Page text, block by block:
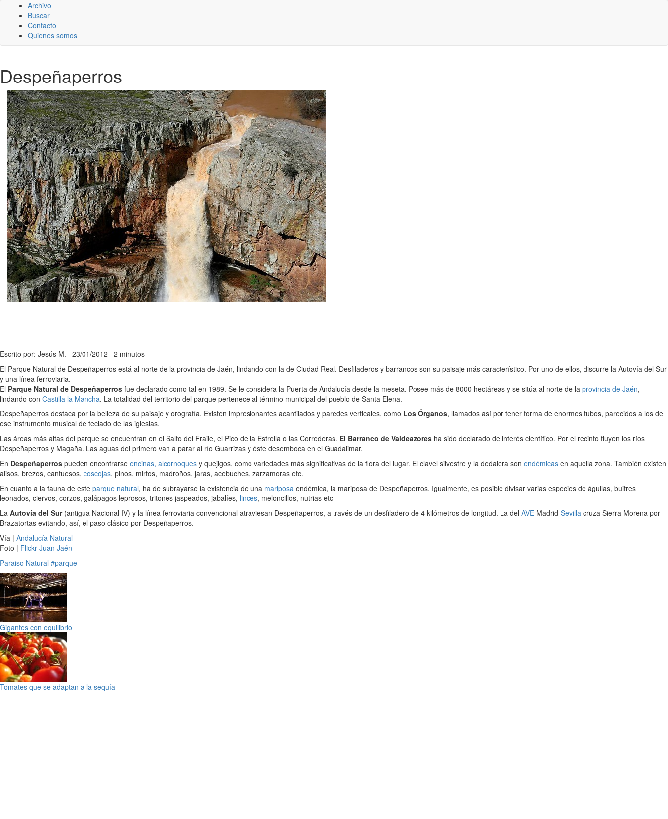
Archivo
Buscar
Contacto
Quienes somos
Despeñaperros
Escrito por: Jesús M. 23/01/2012 2 minutos
El Parque Natural de Despeñaperros está al norte de la provincia de Jaén, lindando con la de Ciudad Real. Desfiladeros y barrancos son su paisaje más característico. Por uno de ellos, discurre la Autovía del Sur
y una línea ferroviaria.
El Parque Natural de Despeñaperros fue declarado como tal en 1989. Se le considera la Puerta de Andalucía desde la meseta. Posee más de 8000 hectáreas y se sitúa al norte de la provincia de Jaén,
lindando con Castilla la Mancha. La totalidad del territorio del parque pertenece al término municipal del pueblo de Santa Elena.
Despeñaperros destaca por la belleza de su paisaje y orografía. Existen impresionantes acantilados y paredes verticales, como Los Órganos, llamados así por tener forma de enormes tubos, parecidos a los de
ese instrumento musical de teclado de las iglesias.
Las áreas más altas del parque se encuentran en el Salto del Fraile, el Pico de la Estrella o las Correderas. El Barranco de Valdeazores ha sido declarado de interés científico. Por el recinto fluyen los ríos
Despeñaperros y Magaña. Las aguas del primero van a parar al río Guarrizas y éste desemboca en el Guadalimar.
En Despeñaperros pueden encontrarse encinas, alcornoques y quejigos, como variedades más significativas de la flora del lugar. El clavel silvestre y la dedalera son endémicas en aquella zona. También existen
alisos, brezos, cantuesos, coscojas, pinos, mirtos, madroños, jaras, acebuches, zarzamoras etc.
En cuanto a la fauna de este parque natural, ha de subrayarse la existencia de una mariposa endémica, la mariposa de Despeñaperros. Igualmente, es posible divisar varias especies de águilas, buitres
leonados, ciervos, corzos, galápagos leprosos, tritones jaspeados, jabalíes, linces, meloncillos, nutrias etc.
La Autovía del Sur(antigua Nacional IV) y la línea ferroviaria convencional atraviesan Despeñaperros, a través de un desfiladero de 4 kilómetros de longitud. La del AVE Madrid-Sevilla cruza Sierra Morena por
Brazatortas evitando, así, el paso clásico por Despeñaperros.
Vía | Andalucía Natural
Foto | Flickr-Juan Jaén
Paraiso Natural #parque
Gigantes con equilibrio
Tomates que se adaptan a la sequía